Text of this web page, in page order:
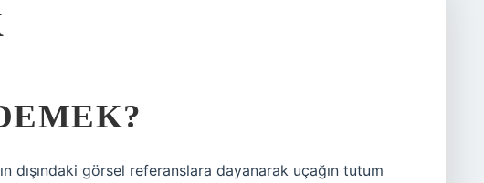
dışındaki görsel referanslara dayanarak uçağın tutum